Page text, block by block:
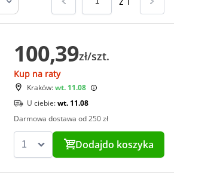
100,39zł/szt.
Kup na raty
Kraków:wt. 11.08
U ciebie:wt. 11.08
Darmowa dostawa od 250 zł
Dodajdo koszyka